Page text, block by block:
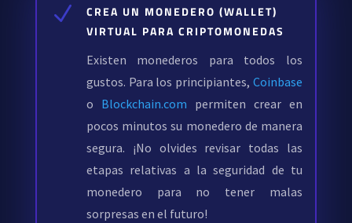
N
CREA UN MONEDERO (WALLET)
VIRTUAL PARA CRIPTOMONEDAS
Existen monederos para todos los
gustos. Para los principiantes, Coinbase
o Blockchain.com permiten crear en
pocos minutos su monedero de manera
segura. ¡No olvides revisar todas las
etapas relativas a la seguridad de tu
monedero para no tener malas
sorpresas en el futuro!